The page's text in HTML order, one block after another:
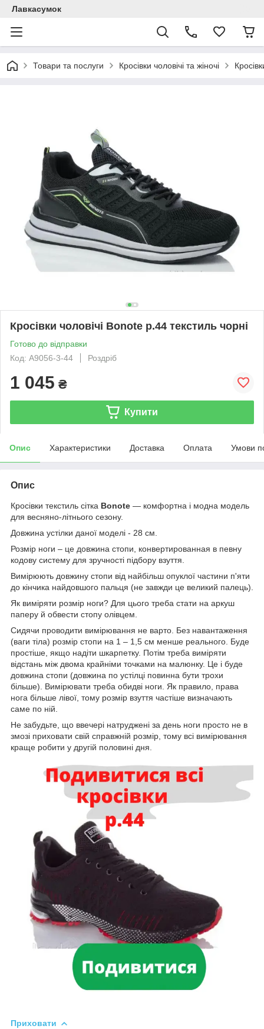
Лавкасумок
Товари та послуги Кросівки чоловічі та жіночі
Кросівки чоловічі Bonote р.44 текстиль чорні
Готово до відправки
Код: A9056-3-44
Роздріб
1 045 ₴
Купити
Опис Характеристики Доставка Оплата Умови
Опис
Кросівки текстиль сітка Bonote ― комфортна і модна модель
для весняно-літнього сезону.
Довжина устілки даної моделі - 28 см.
Розмір ноги – це довжина стопи, конвертированная в певну
кодову систему для зручності підбору взуття.
Вимірюють довжину стопи від найбільш опуклої частини п'яти
до кінчика найдовшого пальця (не завжди це великий палець).
Як виміряти розмір ноги? Для цього треба стати на аркуш
паперу й обвести стопу олівцем.
Сидячи проводити вимірювання не варто. Без навантаження
(ваги тіла) розмір стопи на 1 – 1,5 см менше реального. Буде
простіше, якщо надіти шкарпетку. Потім треба виміряти
відстань між двома крайніми точками на малюнку. Це і буде
довжина стопи (довжина по устілці повинна бути трохи
більше). Вимірювати треба обидві ноги. Як правило, права
нога більше лівої, тому розмір взуття частіше визначають
саме по ній.
Не забудьте, що ввечері натруджені за день ноги просто не в
змозі приховати свій справжній розмір, тому всі вимірювання
краще робити у другій половині дня.
Приховати